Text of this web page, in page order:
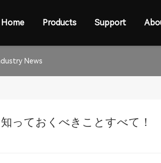
Home Products Support
News
っておくべきことすべて！